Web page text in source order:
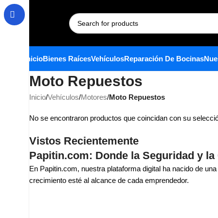
InicioBienes RaícesVehículosReparación De Bocinas
Moto Repuestos
Inicio/Vehículos/Motores/Moto Repuestos
No se encontraron productos que coincidan con su
Vistos Recientemente
Papitin.com: Donde la Seguridad y
En Papitin.com, nuestra plataforma digital ha nacido de
crecimiento esté al alcance de cada emprendedor.